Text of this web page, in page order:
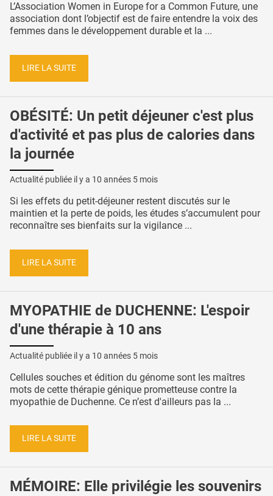
L’Association Women in Europe for a Common Future, une
association dont l’objectif est de faire entendre la voix des
femmes dans le développement durable et la ...
LIRE LA SUITE
OBÉSITÉ: Un petit déjeuner c'est plus
d'activité et pas plus de calories dans
la journée
Actualité publiée il y a 10 années 5 mois
Si les effets du petit-déjeuner restent discutés sur le
maintien et la perte de poids, les études s’accumulent pour
reconnaître ses bienfaits sur la vigilance ...
LIRE LA SUITE
MYOPATHIE de DUCHENNE: L'espoir
d'une thérapie à 10 ans
Actualité publiée il y a 10 années 5 mois
Cellules souches et édition du génome sont les maîtres
mots de cette thérapie génique prometteuse contre la
myopathie de Duchenne. Ce n’est d'ailleurs pas la ...
LIRE LA SUITE
MÉMOIRE: Elle privilégie les souvenirs